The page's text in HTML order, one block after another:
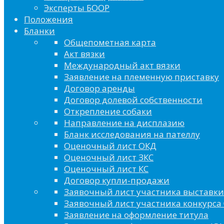
Эксперты БООР
Положения
Бланки
Общепометная карта
Акт вязки
Международный акт вязки
Заявление на племенную приставку
Договор аренды
Договор долевой собственности
Открепление собаки
Направление на дисплазию
Бланк исследования на пателлу
Оценочный лист ОКД
Оценочный лист ЗКС
Оценочный лист КС
Договор купли-продажи
Заявочный лист участника выставки
Заявочный лист участника конкурса
Заявление на оформление титула